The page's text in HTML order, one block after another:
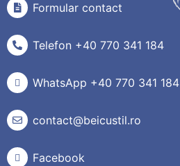
Formular contact
Telefon +40 770 341 184
WhatsApp +40 770 341 184
contact@beicustil.ro
Facebook